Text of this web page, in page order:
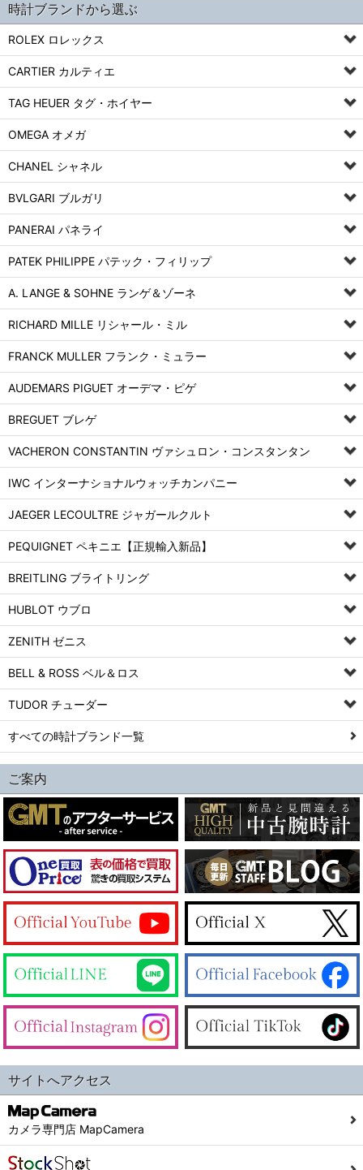
時計ブランドから選ぶ
ROLEX ロレックス
CARTIER カルティエ
TAG HEUER タグ・ホイヤー
OMEGA オメガ
CHANEL シャネル
BVLGARI ブルガリ
PANERAI パネライ
PATEK PHILIPPE パテック・フィリップ
A. LANGE & SOHNE ランゲ＆ゾーネ
RICHARD MILLE リシャール・ミル
FRANCK MULLER フランク・ミュラー
AUDEMARS PIGUET オーデマ・ピゲ
BREGUET ブレゲ
VACHERON CONSTANTIN ヴァシュロン・コンスタンタン
IWC インターナショナルウォッチカンパニー
JAEGER LECOULTRE ジャガールクルト
PEQUIGNET ペキニエ【正規輸入新品】
BREITLING ブライトリング
HUBLOT ウブロ
ZENITH ゼニス
BELL & ROSS ベル＆ロス
TUDOR チューダー
すべての時計ブランド一覧
ご案内
サイトへアクセス
カメラ専門店 MapCamera